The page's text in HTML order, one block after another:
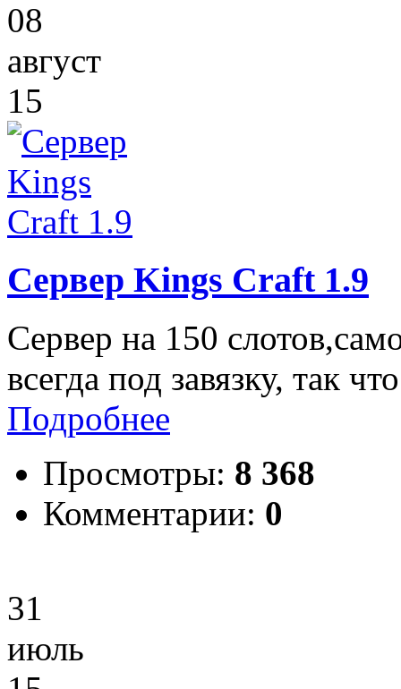
08
август
15
Сервер Kings Craft 1.9
Сервер на 150
всегда под завязку, так
Подробнее
Просмотры: 8 368
Комментарии: 0
31
июль